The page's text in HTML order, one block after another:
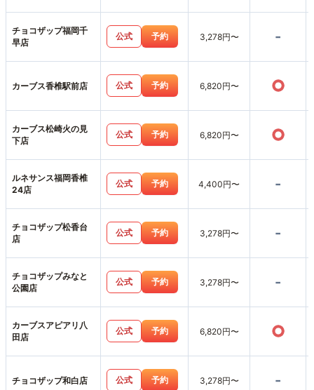
チョコザップ福岡千
早店
公式 予約 3,278円〜 -
カーブス香椎駅前店 公式 予約 6,820円〜 ○
カーブス松崎火の見
下店
公式 予約 6,820円〜 ○
ルネサンス福岡香椎
24店
公式 予約 4,400円〜 -
チョコザップ松香台
店
公式 予約 3,278円〜 -
チョコザップみなと
公園店
公式 予約 3,278円〜 -
カーブスアピアリ八
田店
公式 予約 6,820円〜 ○
チョコザップ和白店 公式 予約 3,278円〜 -